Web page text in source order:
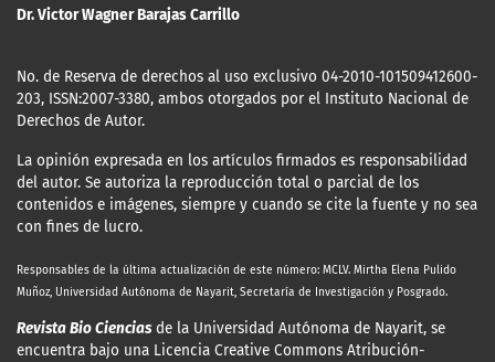
Dr. Victor Wagner Barajas Carrillo
No. de Reserva de derechos al uso exclusivo 04-2010-101509412600-
203, ISSN:2007-3380, ambos otorgados por el Instituto Nacional de
Derechos de Autor.
La opinión expresada en los artículos firmados es responsabilidad
del autor. Se autoriza la reproducción total o parcial de los
contenidos e imágenes, siempre y cuando se cite la fuente y no sea
con fines de lucro.
Responsables de la última actualización de este número: MCLV. Mirtha Elena Pulido
Muñoz, Universidad Autónoma de Nayarit, Secretaría de Investigación y Posgrado.
Revista Bio Ciencias de la Universidad Autónoma de Nayarit, se
encuentra bajo una Licencia Creative Commons Atribución-